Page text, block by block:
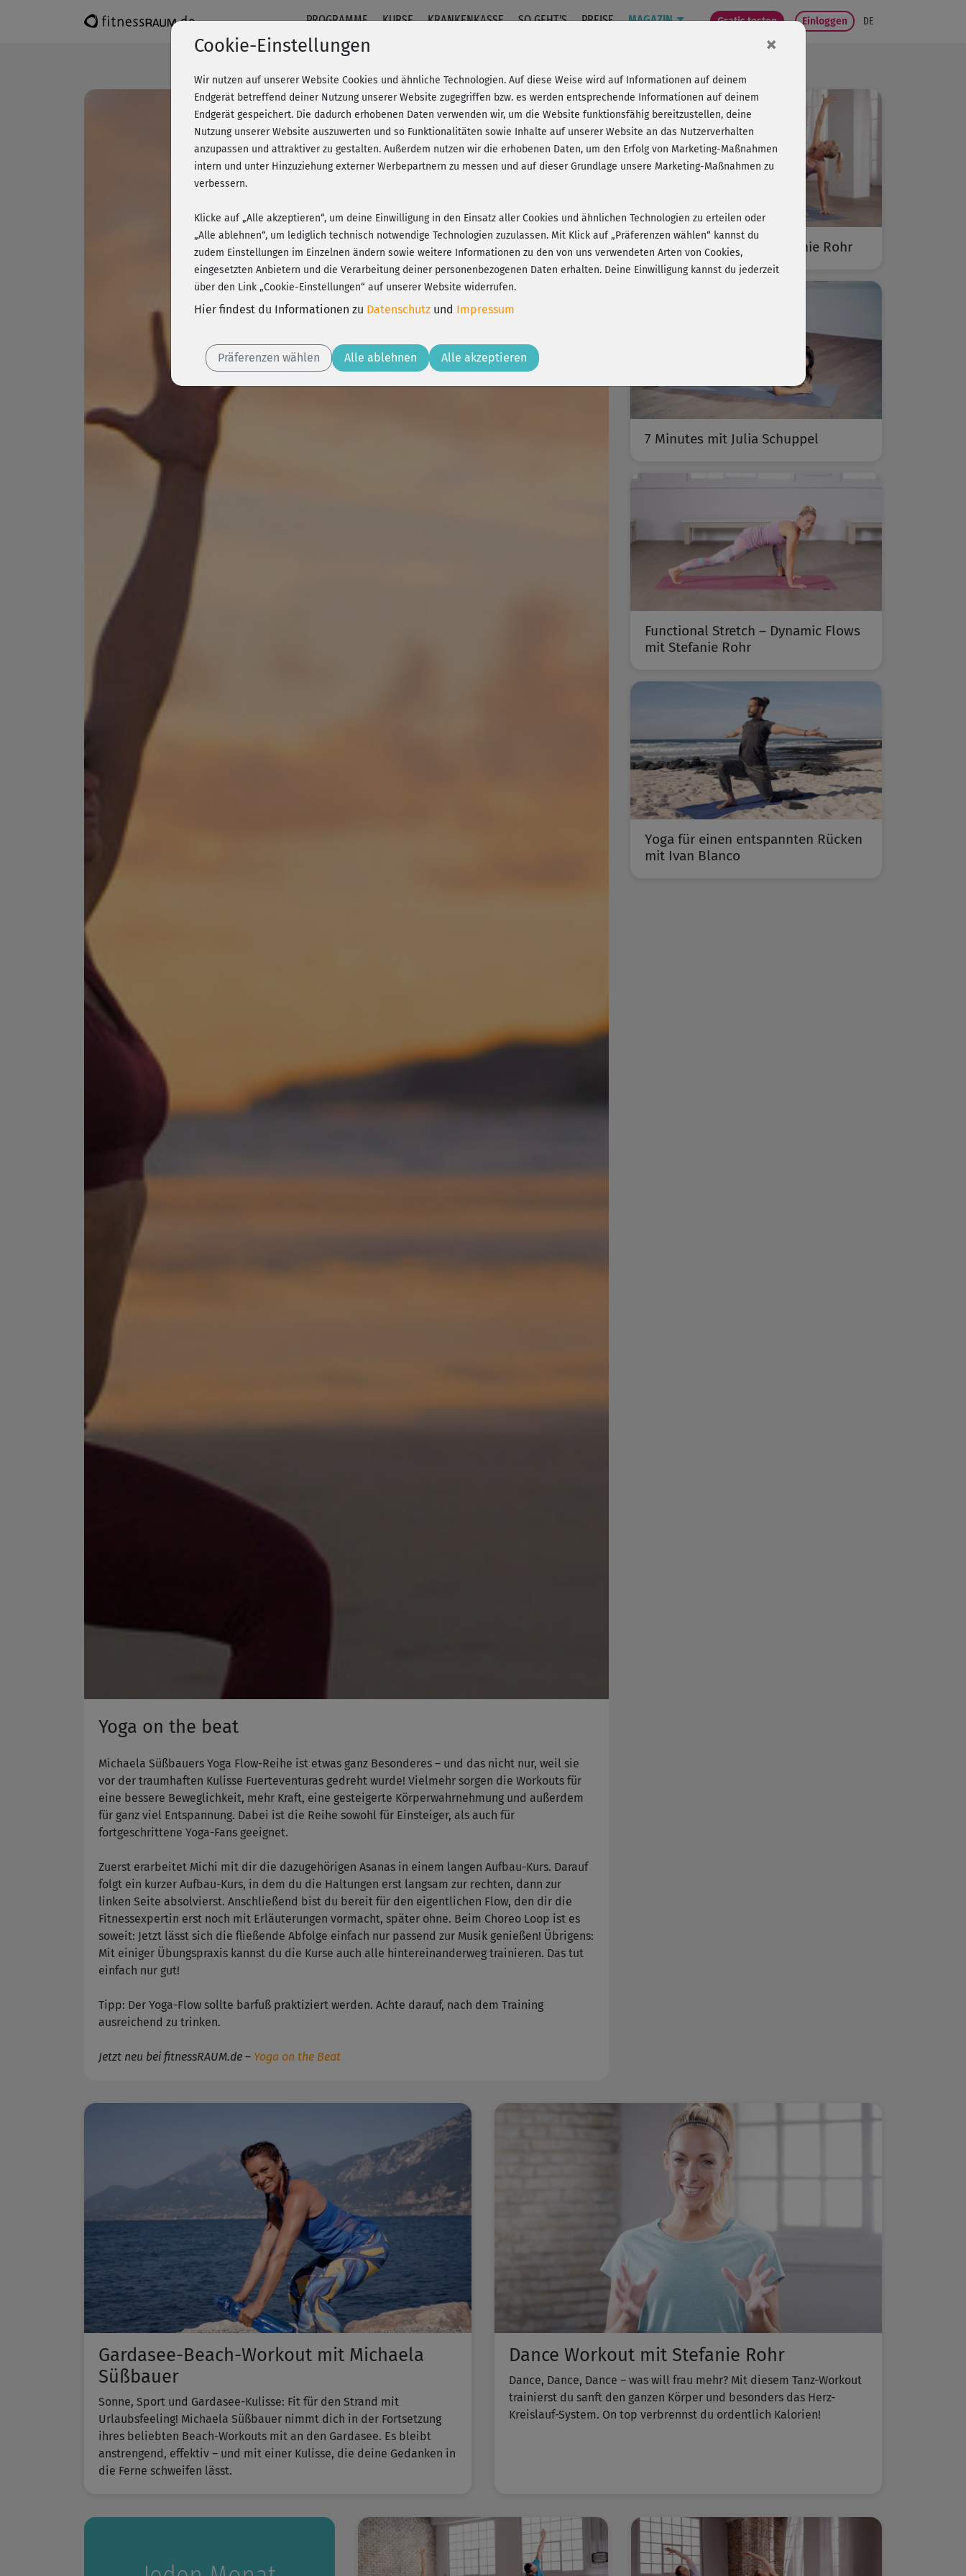
PROGRAMME KURSE KRANKENKASSE SO GEHT'S PREISE MAGAZIN Gratis testen Einloggen DE
Yoga on the beat
Michaela Süßbauers Yoga Flow-Reihe ist etwas ganz Besonderes – und das nicht nur, weil sie
vor der traumhaften Kulisse Fuerteventuras gedreht wurde! Vielmehr sorgen die Workouts für
eine bessere Beweglichkeit, mehr Kraft, eine gesteigerte Körperwahrnehmung und außerdem
für ganz viel Entspannung. Dabei ist die Reihe sowohl für Einsteiger, als auch für
fortgeschrittene Yoga-Fans geeignet.
Zuerst erarbeitet Michi mit dir die dazugehörigen Asanas in einem langen Aufbau-Kurs. Darauf
folgt ein kurzer Aufbau-Kurs, in dem du die Haltungen erst langsam zur rechten, dann zur
linken Seite absolvierst. Anschließend bist du bereit für den eigentlichen Flow, den dir die
Fitnessexpertin erst noch mit Erläuterungen vormacht, später ohne. Beim Choreo Loop ist es
soweit: Jetzt lässt sich die fließende Abfolge einfach nur passend zur Musik genießen! Übrigens:
Mit einiger Übungspraxis kannst du die Kurse auch alle hintereinanderweg trainieren. Das tut
einfach nur gut!
Tipp: Der Yoga-Flow sollte barfuß praktiziert werden. Achte darauf, nach dem Training
ausreichend zu trinken.
Jetzt neu bei fitnessRAUM.de – Yoga on the Beat
Bodega moves® mit Stefanie Rohr
7 Minutes mit Julia Schuppel
Functional Stretch – Dynamic Flows
mit Stefanie Rohr
Yoga für einen entspannten Rücken
mit Ivan Blanco
Gardasee-Beach-Workout mit Michaela
Süßbauer
Sonne, Sport und Gardasee-Kulisse: Fit für den Strand mit
Urlaubsfeeling! Michaela Süßbauer nimmt dich in der Fortsetzung
ihres beliebten ​Beach-Workouts​ mit an den Gardasee. Es bleibt
anstrengend, effektiv – und mit einer Kulisse, die deine Gedanken in
die Ferne schweifen lässt.
Dance Workout mit Stefanie Rohr
Dance, Dance, Dance – was will frau mehr? Mit diesem Tanz-Workout
trainierst du sanft den ganzen Körper und besonders das Herz-
Kreislauf-System. On top verbrennst du ordentlich Kalorien!
Cookie-Einstellungen ×
Wir nutzen auf unserer Website Cookies und ähnliche Technologien. Auf diese Weise wird auf Informationen auf deinem
Endgerät betreffend deiner Nutzung unserer Website zugegriffen bzw. es werden entsprechende Informationen auf deinem
Endgerät gespeichert. Die dadurch erhobenen Daten verwenden wir, um die Website funktionsfähig bereitzustellen, deine
Nutzung unserer Website auszuwerten und so Funktionalitäten sowie Inhalte auf unserer Website an das Nutzerverhalten
anzupassen und attraktiver zu gestalten. Außerdem nutzen wir die erhobenen Daten, um den Erfolg von Marketing-Maßnahmen
intern und unter Hinzuziehung externer Werbepartnern zu messen und auf dieser Grundlage unsere Marketing-Maßnahmen zu
verbessern.
Klicke auf „Alle akzeptieren“, um deine Einwilligung in den Einsatz aller Cookies und ähnlichen Technologien zu erteilen oder
„Alle ablehnen“, um lediglich technisch notwendige Technologien zuzulassen. Mit Klick auf „Präferenzen wählen“ kannst du
zudem Einstellungen im Einzelnen ändern sowie weitere Informationen zu den von uns verwendeten Arten von Cookies,
eingesetzten Anbietern und die Verarbeitung deiner personenbezogenen Daten erhalten. Deine Einwilligung kannst du jederzeit
über den Link „Cookie-Einstellungen“ auf unserer Website widerrufen.
Hier findest du Informationen zu Datenschutz und Impressum
Präferenzen wählen Alle ablehnen Alle akzeptieren